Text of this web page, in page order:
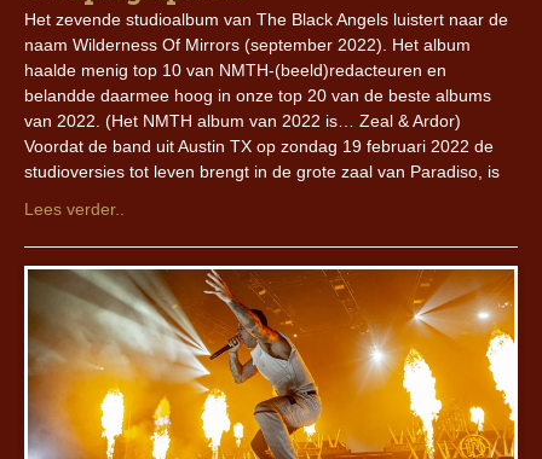
Het zevende studioalbum van The Black Angels luistert naar de
naam Wilderness Of Mirrors (september 2022). Het album
haalde menig top 10 van NMTH-(beeld)redacteuren en
belandde daarmee hoog in onze top 20 van de beste albums
van 2022. (Het NMTH album van 2022 is… Zeal & Ardor)
Voordat de band uit Austin TX op zondag 19 februari 2022 de
studioversies tot leven brengt in de grote zaal van Paradiso, is
Lees verder..